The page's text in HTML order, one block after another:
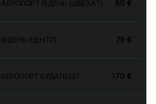
АЕРОПОРТ ВІДЕНЬ (ШВЕХАТ) 60 €
ВІДЕНЬ (ЦЕНТР) 75 €
АЕРОПОРТ БУДАПЕШТ 170 €